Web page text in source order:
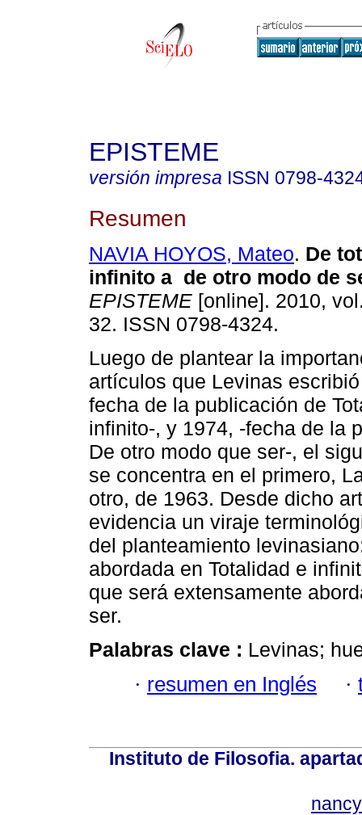
EPISTEME
versión impresa ISSN 0798-
Resumen
NAVIA HOYOS, Mateo. De
infinito a de otro modo de
EPISTEME [online]. 2010,
32. ISSN 0798-4324.
Luego de plantear la
artículos que Levinas
fecha de la publicación de
infinito-, y 1974, -fecha de la
De otro modo que ser-, el
se concentra en el primero,
otro, de 1963. Desde dicho
evidencia un viraje
del planteamiento
abordada en Totalidad e
que será extensamente
ser.
Palabras clave : Levinas;
· resumen en Inglés ·
Instituto de Filosofia.